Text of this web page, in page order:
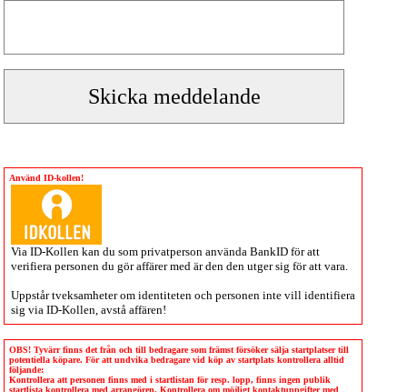
Använd ID-kollen!
Via ID-Kollen kan du som privatperson använda BankID för att
verifiera personen du gör affärer med är den den utger sig för att vara.
Uppstår tveksamheter om identiteten och personen inte vill identifiera
sig via ID-Kollen , avstå affären!
OBS! Tyvärr finns det från och till bedragare som främst försöker sälja startplatser till
potentiella köpare. För att undvika bedragare vid köp av startplats kontrollera alltid
följande:
Kontrollera att personen finns med i startlistan för resp. lopp, finns ingen publik
startlista kontrollera med arrangören. Kontrollera om möjligt kontaktuppgifter med